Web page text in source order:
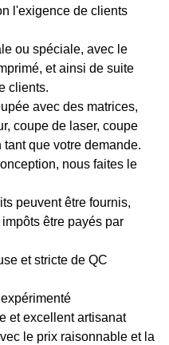
l'exigence de clients
ou spéciale, avec le
et ainsi de suite
clients.
avec des matrices,
coupe de laser, coupe
que votre demande.
nous faites le
peuvent être fournis,
être payés par
et stricte de QC
et excellent artisanat
le prix raisonnable et la